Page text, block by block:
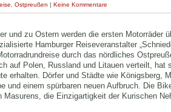
Ostpreußen | Keine Kommentare
und zu Ostern werden die ersten Motorräder
Hamburger Reiseveranstalter
durch das nördliches
auf Polen, Russland und Litauen verteilt, hat
erhalten. Dörfer und Städte wie Königsberg,
und einem spürbaren neuen Aufbruch. Die
Masurens, die Einzigartigkeit der Kurischen